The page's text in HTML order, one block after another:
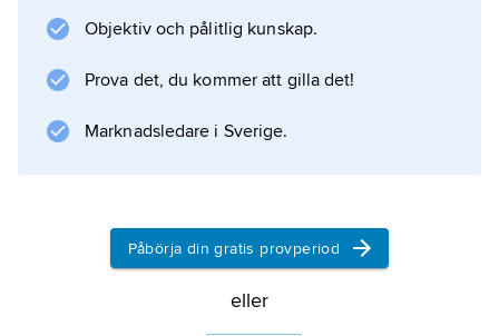
Objektiv och pålitlig kunskap.
Prova det, du kommer att gilla det!
Marknadsledare i Sverige.
Påbörja din gratis provperiod
eller